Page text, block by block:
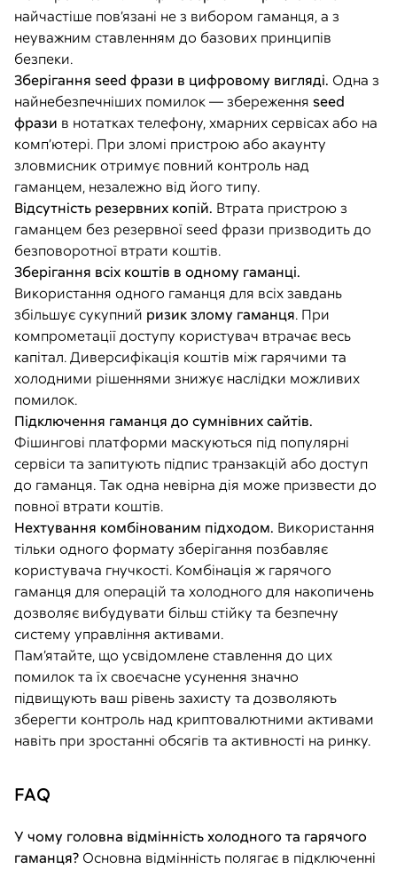
найчастіше пов’язані не з вибором гаманця, а з
неуважним ставленням до базових принципів
безпеки.
Зберігання seed фрази в цифровому вигляді. Одна з
найнебезпечніших помилок — збереження seed
фрази в нотатках телефону, хмарних сервісах або на
комп’ютері. При зломі пристрою або акаунту
зловмисник отримує повний контроль над
гаманцем, незалежно від його типу.
Відсутність резервних копій. Втрата пристрою з
гаманцем без резервної seed фрази призводить до
безповоротної втрати коштів.
Зберігання всіх коштів в одному гаманці.
Використання одного гаманця для всіх завдань
збільшує сукупний ризик злому гаманця. При
компрометації доступу користувач втрачає весь
капітал. Диверсифікація коштів між гарячими та
холодними рішеннями знижує наслідки можливих
помилок.
Підключення гаманця до сумнівних сайтів.
Фішингові платформи маскуються під популярні
сервіси та запитують підпис транзакцій або доступ
до гаманця. Так одна невірна дія може призвести до
повної втрати коштів.
Нехтування комбінованим підходом. Використання
тільки одного формату зберігання позбавляє
користувача гнучкості. Комбінація ж гарячого
гаманця для операцій та холодного для накопичень
дозволяє вибудувати більш стійку та безпечну
систему управління активами.
Пам’ятайте, що усвідомлене ставлення до цих
помилок та їх своєчасне усунення значно
підвищують ваш рівень захисту та дозволяють
зберегти контроль над криптовалютними активами
навіть при зростанні обсягів та активності на ринку.
FAQ
У чому головна відмінність холодного та гарячого
гаманця? Основна відмінність полягає в підключенні